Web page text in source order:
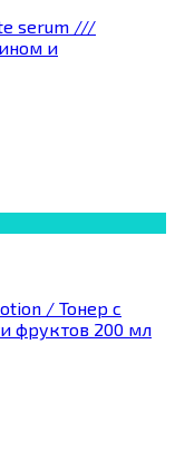
serum ///
и
/ Тонер с
фруктов 200 мл